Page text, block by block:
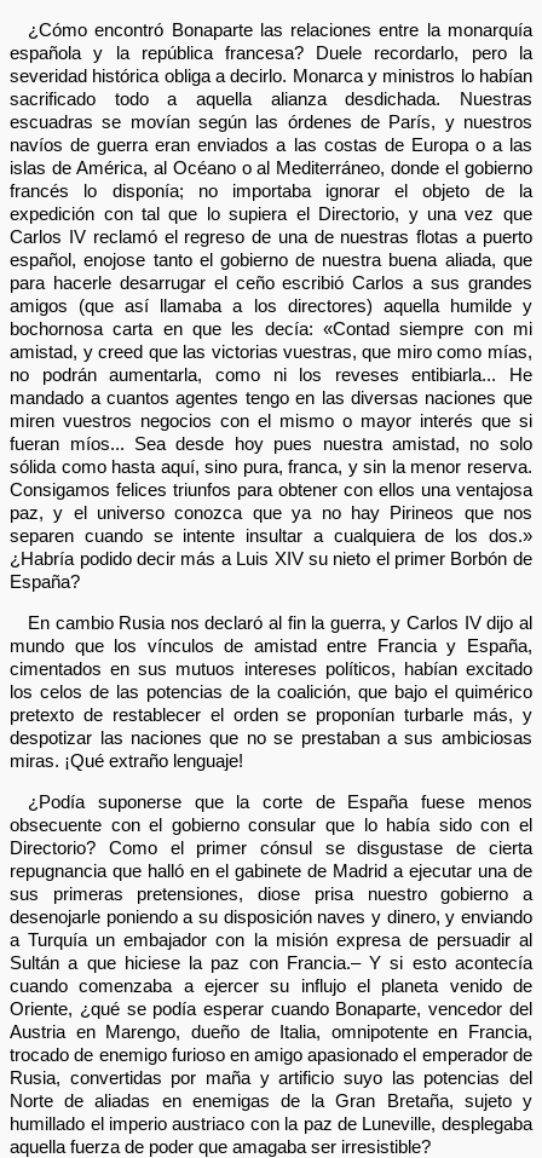
¿Cómo encontró Bonaparte las relaciones entre la monarquía
española y la república francesa? Duele recordarlo, pero la
severidad histórica obliga a decirlo. Monarca y ministros lo habían
sacrificado todo a aquella alianza desdichada. Nuestras
escuadras se movían según las órdenes de París, y nuestros
navíos de guerra eran enviados a las costas de Europa o a las
islas de América, al Océano o al Mediterráneo, donde el gobierno
francés lo disponía; no importaba ignorar el objeto de la
expedición con tal que lo supiera el Directorio, y una vez que
Carlos IV reclamó el regreso de una de nuestras flotas a puerto
español, enojose tanto el gobierno de nuestra buena aliada, que
para hacerle desarrugar el ceño escribió Carlos a sus grandes
amigos (que así llamaba a los directores) aquella humilde y
bochornosa carta en que les decía: «Contad siempre con mi
amistad, y creed que las victorias vuestras, que miro como mías,
no podrán aumentarla, como ni los reveses entibiarla... He
mandado a cuantos agentes tengo en las diversas naciones que
miren vuestros negocios con el mismo o mayor interés que si
fueran míos... Sea desde hoy pues nuestra amistad, no solo
sólida como hasta aquí, sino pura, franca, y sin la menor reserva.
Consigamos felices triunfos para obtener con ellos una ventajosa
paz, y el universo conozca que ya no hay Pirineos que nos
separen cuando se intente insultar a cualquiera de los dos.»
¿Habría podido decir más a Luis XIV su nieto el primer Borbón de
España?
En cambio Rusia nos declaró al fin la guerra, y Carlos IV dijo al
mundo que los vínculos de amistad entre Francia y España,
cimentados en sus mutuos intereses políticos, habían excitado
los celos de las potencias de la coalición, que bajo el quimérico
pretexto de restablecer el orden se proponían turbarle más, y
despotizar las naciones que no se prestaban a sus ambiciosas
miras. ¡Qué extraño lenguaje!
¿Podía suponerse que la corte de España fuese menos
obsecuente con el gobierno consular que lo había sido con el
Directorio? Como el primer cónsul se disgustase de cierta
repugnancia que halló en el gabinete de Madrid a ejecutar una de
sus primeras pretensiones, diose prisa nuestro gobierno a
desenojarle poniendo a su disposición naves y dinero, y enviando
a Turquía un embajador con la misión expresa de persuadir al
Sultán a que hiciese la paz con Francia.– Y si esto acontecía
cuando comenzaba a ejercer su influjo el planeta venido de
Oriente, ¿qué se podía esperar cuando Bonaparte, vencedor del
Austria en Marengo, dueño de Italia, omnipotente en Francia,
trocado de enemigo furioso en amigo apasionado el emperador de
Rusia, convertidas por maña y artificio suyo las potencias del
Norte de aliadas en enemigas de la Gran Bretaña, sujeto y
humillado el imperio austriaco con la paz de Luneville, desplegaba
aquella fuerza de poder que amagaba ser irresistible?